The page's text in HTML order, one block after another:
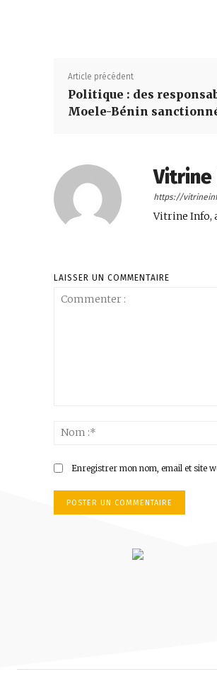
Article précédent
Politique : des
Moele-Bénin
Vitrine
https://
Vitrine Info,
LAISSER UN COMMENTAIRE
Enregistrer mon nom, email et site